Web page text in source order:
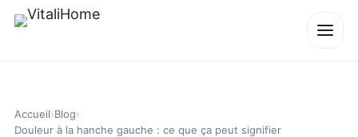
Accueil›Blog›
Douleur à la hanche gauche : ce que ça peut signifier